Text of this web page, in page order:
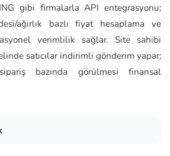
gibi firmalarla API entegrasyonu;
ağırlık bazlı fiyat hesaplama ve
verimlilik sağlar. Site sahibi
satıcılar indirimli gönderim yapar;
bazında görülmesi finansal